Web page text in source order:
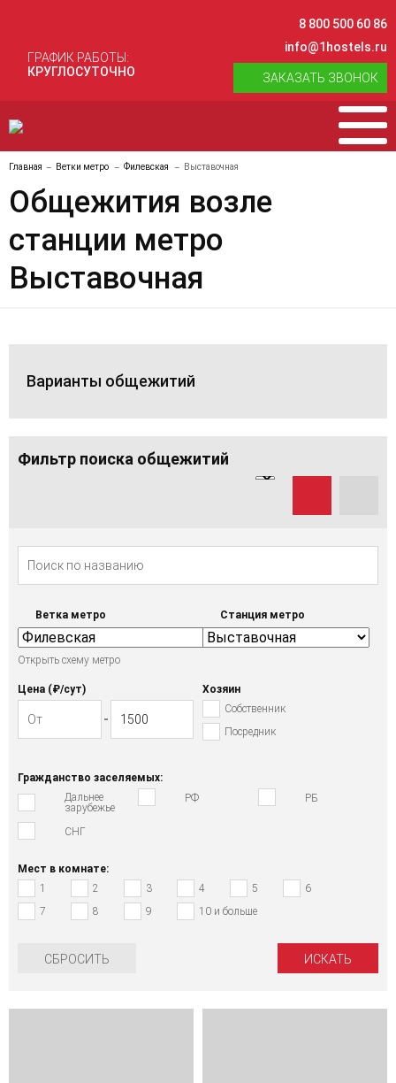
ГРАФИК РАБОТЫ:
КРУГЛОСУТОЧНО
8 800 500 60 86
info@1hostels.ru
ЗАКАЗАТЬ ЗВОНОК
Главная Ветки метро Филевская Выставочная
Общежития возле
станции метро
Выставочная
Варианты общежитий
Фильтр поиска общежитий
Ветка метро
Открыть схему метро
Станция метро
Цена (₽/cут)
Хозяин
Собственник
Посредник
Гражданство заселяемых:
Дальнее
зарубежье
РФ РБ
СНГ
Мест в комнате:
1
2 3 4 5
6
7
8 9 10 и больше
СБРОСИТЬ